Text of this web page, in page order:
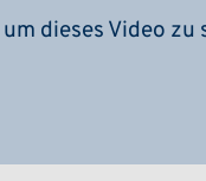
um dieses Video zu